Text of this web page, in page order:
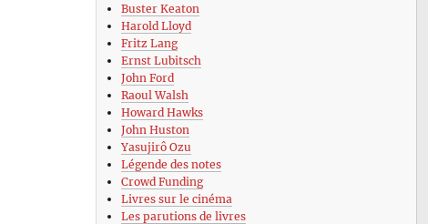
Buster Keaton
Harold Lloyd
Fritz Lang
Ernst Lubitsch
John Ford
Raoul Walsh
Howard Hawks
John Huston
Yasujirô Ozu
Légende des notes
Crowd Funding
Livres sur le cinéma
Les parutions de livres